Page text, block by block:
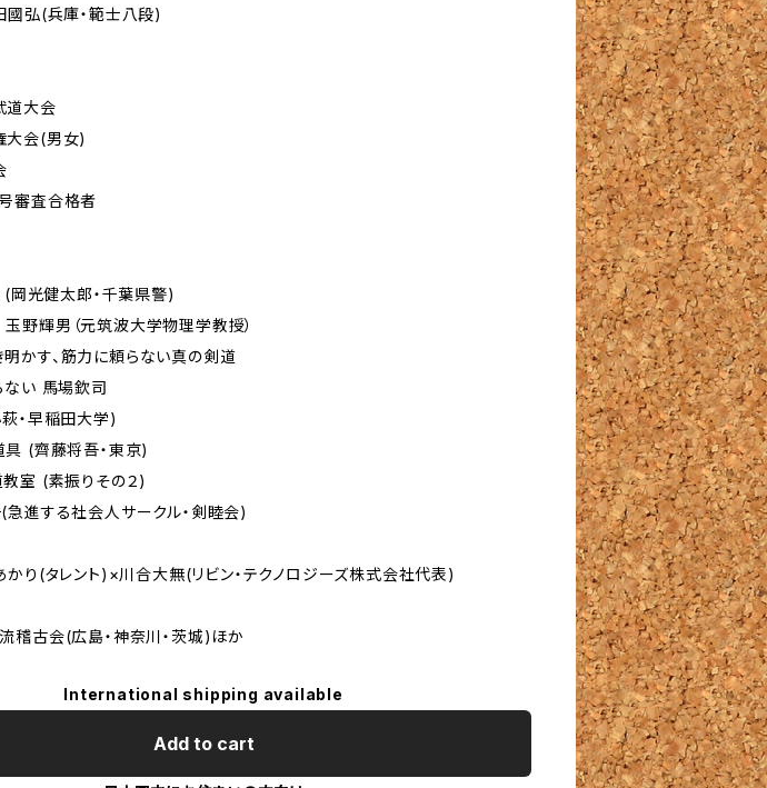
國弘(兵庫・範士八段)
道大会
会(男女)
審査合格者
(岡光健太郎・千葉県警)
野輝男（元筑波大学物理学教授）
かす、筋力に頼らない真の剣道
ない 馬場欽司
・早稲田大学)
(齊藤将吾・東京)
室 (素振りその２)
急進する社会人サークル・剣睦会)
かり(タレント)×川合大無(リビン・テクノロジーズ株式会社代表)
稽古会(広島・神奈川・茨城)ほか
International shipping available
Add to cart